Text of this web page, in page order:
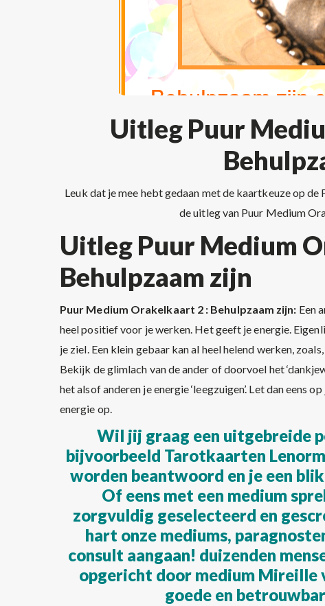
Uitleg Puur
Leuk dat je mee hebt gedaan met de kaartkeuze op
de uitleg van Puur Medium
Uitleg Puur Medium
Behulpzaam zijn
Puur Medium Orakelkaart 2 : Behulpzaam zijn: Een
heel positief voor je werken. Het geeft je energie.
je ziel. Een klein gebaar kan al heel helend werken,
Bekijk de glimlach van de ander of doorvoel het
het alsof anderen je energie ‘leegzuigen’. Let dan eens
energie op.
Wil jij graag een uitgebreide
bijvoorbeeld Tarotkaarten
worden beantwoord en je een
Of eens met een medium
zorgvuldig geselecteerd en
hart onze mediums,
consult aangaan! duizenden
opgericht door medium Mireille
goede en